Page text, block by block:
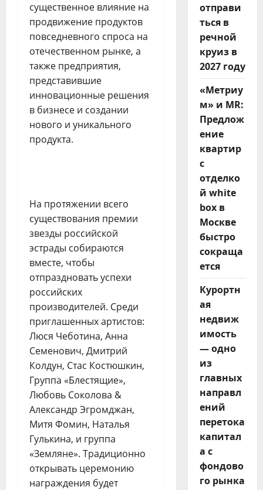
существенное влияние на
продвижение продуктов
повседневного спроса на
отечественном рынке, а
также предприятия,
представившие
инновационные решения
в бизнесе и создании
нового и уникального
продукта.
На протяжении всего
существования премии
звезды российской
эстрады собираются
вместе, чтобы
отпраздновать успехи
российских
производителей. Среди
приглашенных артистов:
Люся Чеботина, Анна
Семенович, Дмитрий
Колдун, Стас Костюшкин,
Группа «Блестящие»,
Любовь Соколова &
Александр Эгромджан,
Митя Фомин, Наталья
Гулькина, и группа
«Земляне». Традиционно
открывать церемонию
награждения будет
отправи
ться в
речной
круиз в
2027 году
«Метриу
м» и MR:
Предлож
ение
квартир
с
отделко
й white
box в
Москве
быстро
сокраща
ется
Курортн
ая
недвиж
имость
— одно
из
главных
направл
ений
перетока
капитал
а с
фондово
го рынка